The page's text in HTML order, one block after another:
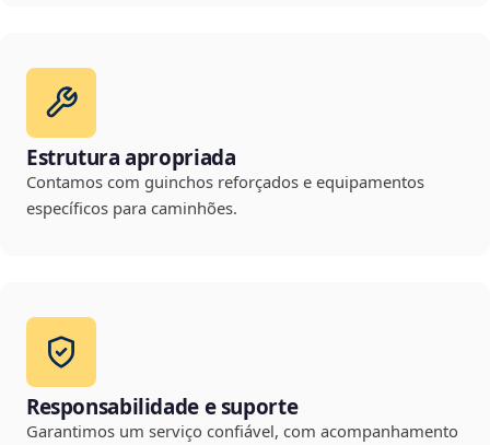
Estrutura apropriada
Contamos com guinchos reforçados e equipamentos
específicos para caminhões.
Responsabilidade e suporte
Garantimos um serviço confiável, com acompanhamento